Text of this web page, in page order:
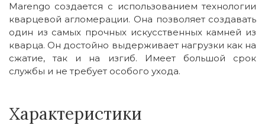
Marengo создается с использованием технологии
кварцевой агломерации. Она позволяет создавать
один из самых прочных искусственных камней из
кварца. Он достойно выдерживает нагрузки как на
сжатие, так и на изгиб. Имеет большой срок
службы и не требует особого ухода.
Характеристики